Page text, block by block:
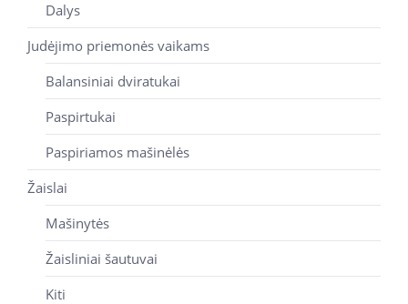
Dalys
Judėjimo priemonės vaikams
Balansiniai dviratukai
Paspirtukai
Paspiriamos mašinėlės
Žaislai
Mašinytės
Žaisliniai šautuvai
Kiti